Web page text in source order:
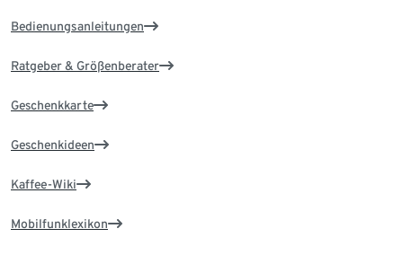
Bedienungsanleitungen
Ratgeber & Größenberater
Geschenkkarte
Geschenkideen
Kaffee-Wiki
Mobilfunklexikon